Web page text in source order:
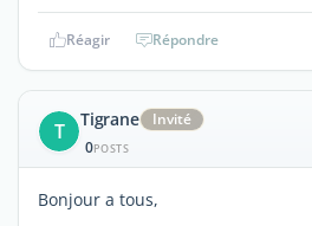
Réagir Répondre
T Tigrane
Invité
0POSTS
Bonjour a tous,